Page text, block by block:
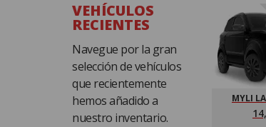
VEHÍCULOS
RECIENTES
Navegue por la gran
selección de vehículos
que recientemente
hemos añadido a
nuestro inventario.
MYLI